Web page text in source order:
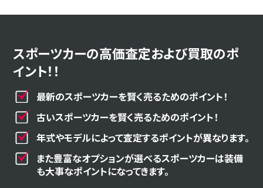
スポーツカーの高価査定および買取のポ
イント！！
最新のスポーツカーを賢く売るためのポイント！
古いスポーツカーを賢く売るためのポイント！
年式やモデルによって査定するポイントが異なります。
また豊富なオプションが選べるスポーツカーは装備
も大事なポイントになってきます。